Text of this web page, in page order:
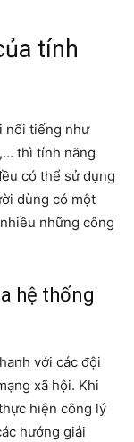
tính
nổi tiếng như
thì tính năng
có thể sử dụng
dùng có một
những công
hệ thống
với các đội
xã hội. Khi
hiện công lý
hướng giải